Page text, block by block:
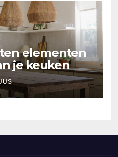
elementen
je keuken